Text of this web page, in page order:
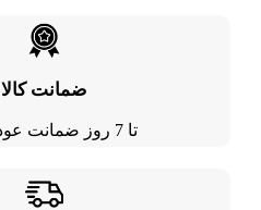
ضمانت کالا
تا 7 روز ضمانت عودت کالا